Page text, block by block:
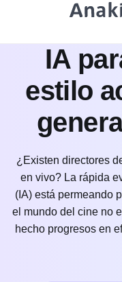
IA
estilo
¿Existen directores
en vivo? La rápida
(IA) está permeando
el mundo del cine no
hecho progresos en